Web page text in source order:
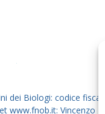
dei Biologi: codice
www.fnob.it: Vincenzo